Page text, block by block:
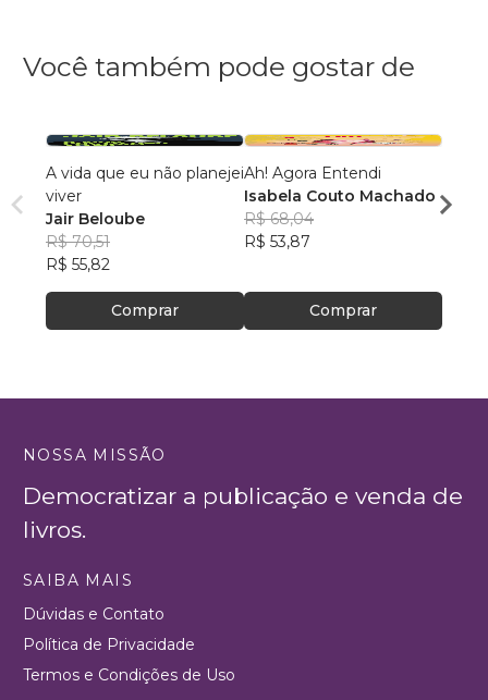
Você também pode gostar de
A vida que eu não planejei
viver
Jair Beloube
R$ 70,51
R$ 55,82
Comprar
Ah! Agora Entendi
Isabela Couto Machado
R$ 68,04
R$ 53,87
Comprar
NOSSA MISSÃO
Democratizar a publicação e venda de
livros.
SAIBA MAIS
Dúvidas e Contato
Política de Privacidade
Termos e Condições de Uso